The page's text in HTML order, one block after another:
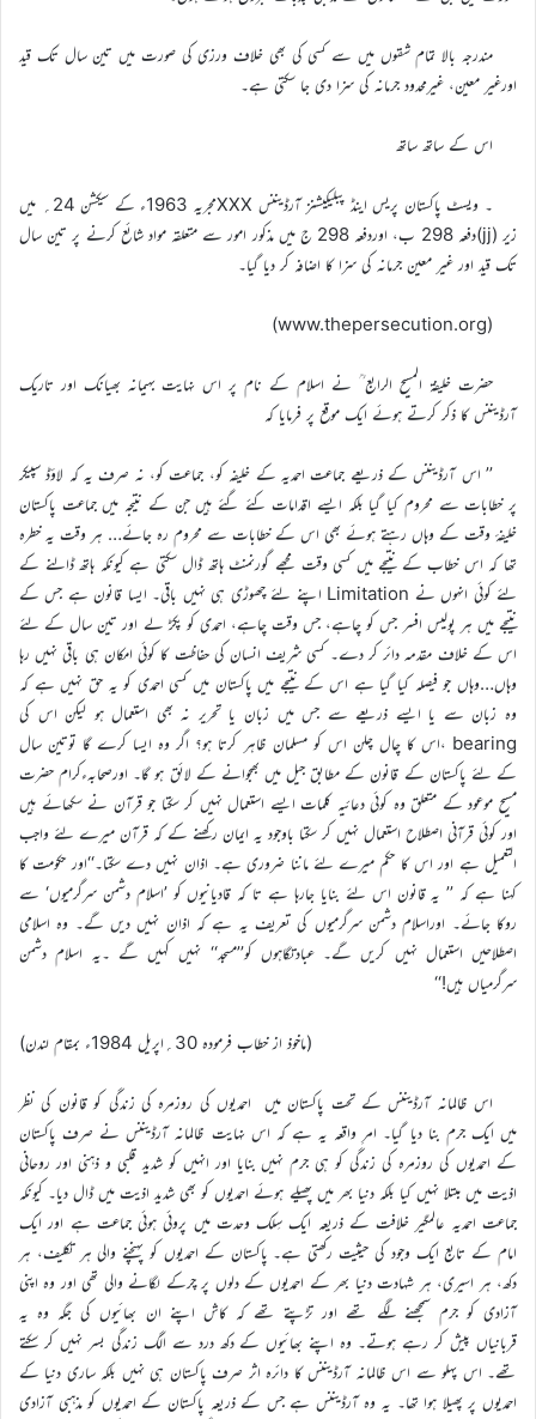
مندرجہ بالا تمام شقوں میں سے کسی کی بھی خلاف ورزی کی صورت میں تین سال تک قید
اورغیر معین، غیرمحدود جرمانہ کی سزا دی جا سکتی ہے۔
اس کے ساتھ ساتھ
۔ ویسٹ پاکستان پریس اینڈ پبلیکیشنز آرڈیننس XXXمجریہ 1963ء کے سیکشن 24؍ میں
زیر (jj)دفعہ 298 ب، اوردفعہ 298 ج میں مذکور امور سے متعلقہ مواد شائع کرنے پر تین سال
تک قید اور غیر معین جرمانہ کی سزا کا اضافہ کر دیا گیا۔
(www.thepersecution.org)
حضرت خلیفۃ المسیح الرابع ؒ نے اسلام کے نام پر اس نہایت بہیمانہ بھیانک اور تاریک
آرڈیننس کا ذکر کرتے ہوئے ایک موقع پر فرمایا کہ
’’ اس آرڈیننس کے ذریعے جماعت احمدیہ کے خلیفہ کو، جماعت کو، نہ صرف یہ کہ لاؤڈ سپیکر
پر خطابات سے محروم کیا گیا بلکہ ایسے اقدامات کئے گئے ہیں جن کے نتیجہ میں جماعت پاکستان
خلیفۂ وقت کے وہاں رہتے ہوئے بھی اس کے خطابات سے محروم رہ جائے… ہر وقت یہ خطرہ
تھا کہ اس خطاب کے نتیجے میں کسی وقت مجھے گورنمنٹ ہاتھ ڈال سکتی ہے کیونکہ ہاتھ ڈالنے کے
لئے کوئی انہوں نے Limitation اپنے لئے چھوڑی ہی نہیں باقی۔ ایسا قانون ہے جس کے
نتیجے میں ہر پولیس افسر جس کو چاہے، جس وقت چاہے، احمدی کو پکڑ لے اور تین سال کے لئے
اس کے خلاف مقدمہ دائر کر دے۔ کسی شریف انسان کی حفاظت کا کوئی امکان ہی باقی نہیں رہا
وہاں…وہاں جو فیصلہ کیا گیا ہے اس کے نتیجے میں پاکستان میں کسی احمدی کو یہ حق نہیں ہے کہ
وہ زبان سے یا ایسے ذریعے سے جس میں زبان یا تحریر نہ بھی استعمال ہو لیکن اس کی
bearing ،اس کا چال چلن اس کو مسلمان ظاہر کرتا ہو؟ اگر وہ ایسا کرے گا توتین سال
کے لئے پاکستان کے قانون کے مطابق جیل میں بھجوانے کے لائق ہو گا۔ اورصحابہءکرام حضرت
مسیح موعود کے متعلق وہ کوئی دعائیہ کلمات ایسے استعمال نہیں کر سکتا جو قرآن نے سکھائے ہیں
اور کوئی قرآنی اصطلاح استعمال نہیں کر سکتا باوجود یہ ایمان رکھنے کے کہ قرآن میرے لئے واجب
التعمیل ہے اور اس کا حکم میرے لئے ماننا ضروری ہے۔ اذان نہیں دے سکتا۔‘‘اور حکومت کا
کہنا ہے کہ ’’ یہ قانون اس لئے بنایا جارہا ہے تا کہ قادیانیوں کو ’اسلام دشمن سرگرمیوں‘ سے
روکا جائے۔ اوراسلام دشمن سرگرمیوں کی تعریف یہ ہے کہ اذان نہیں دیں گے۔ وہ اسلامی
اصطلاحیں استعمال نہیں کریں گے۔ عبادتگاہوں کو’’مسجد‘‘ نہیں کہیں گے ۔یہ اسلام دشمن
سرگرمیاں ہیں!‘‘
(ماخوذ از خطاب فرمودہ 30؍اپریل 1984ء بمقام لندن)
اس ظالمانہ آرڈیننس کے تحت پاکستان میں احمدیوں کی روزمرہ کی زندگی کو قانون کی نظر
میں ایک جرم بنا دیا گیا۔ امرِ واقعہ یہ ہے کہ اس نہایت ظالمانہ آرڈیننس نے صرف پاکستان
کے احمدیوں کی روزمرہ کی زندگی کو ہی جرم نہیں بنایا اور انہیں کو شدید قلبی و ذہنی اور روحانی
اذیت میں مبتلا نہیں کیا بلکہ دنیا بھر میں پھیلے ہوئے احمدیوں کو بھی شدید اذیت میں ڈال دیا۔ کیونکہ
جماعت احمدیہ عالمگیر خلافت کے ذریعہ ایک سِلک وحدت میں پروئی ہوئی جماعت ہے اور ایک
امام کے تابع ایک وجود کی حیثیت رکھتی ہے۔ پاکستان کے احمدیوں کو پہنچنے والی ہر تکلیف، ہر
دکھ، ہر اسیری، ہر شہادت دنیا بھر کے احمدیوں کے دلوں پر چرکے لگانے والی تھی اور وہ اپنی
آزادی کو جرم سمجھنے لگے تھے اور تڑپتے تھے کہ کاش اپنے ان بھائیوں کی جگہ وہ یہ
قربانیاں پیش کر رہے ہوتے۔ وہ اپنے بھائیوں کے دکھ درد سے الگ زندگی بسر نہیں کر سکتے
تھے۔ اس پہلو سے اس ظالمانہ آرڈیننس کا دائرہ اثر صرف پاکستان ہی نہیں بلکہ ساری دنیا کے
احمدیوں پر پھیلا ہوا تھا۔ یہ وہ آرڈیننس ہے جس کے ذریعہ پاکستان کے احمدیوں کو مذہبی آزادی